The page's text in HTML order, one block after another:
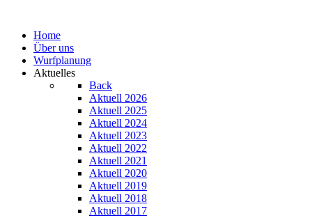
Home
Über uns
Wurfplanung
Aktuelles
Back
Aktuell 2026
Aktuell 2025
Aktuell 2024
Aktuell 2023
Aktuell 2022
Aktuell 2021
Aktuell 2020
Aktuell 2019
Aktuell 2018
Aktuell 2017